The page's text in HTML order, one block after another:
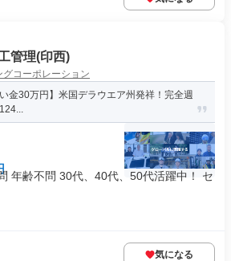
管理(印西)
コーポレーション
金30万円】米国デラウエア州発祥！完全週
年齢不問 30代、40代、50代活躍中！ セ
気になる